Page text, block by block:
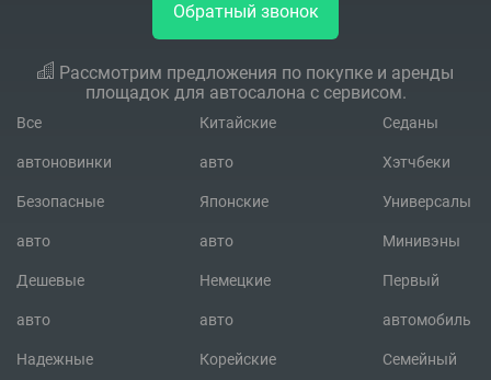
Обратный звонок
Рассмотрим предложения по покупке и аренды
площадок для автосалона с сервисом.
Все
автоновинки
Безопасные
авто
Дешевые
авто
Надежные
Китайские
авто
Японские
авто
Немецкие
авто
Корейские
Седаны
Хэтчбеки
Универсалы
Минивэны
Первый
автомобиль
Семейный